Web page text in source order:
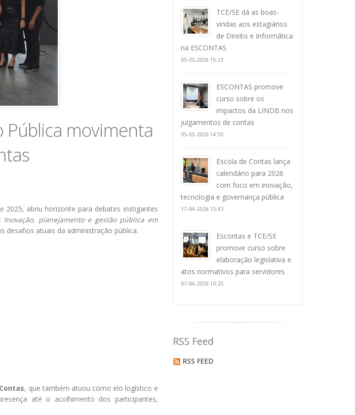
Pública movimenta
2025, abriu horizonte para debates instigantes
Inovação, planejamento e gestão pública em
atuais da administração pública.
, que também atuou como elo logístico e
até o acolhimento dos participantes,
TCE/SE dá as boas-
vindas aos estagiários
de Direito e Informática
na ESCONTAS
05-05-2026 15:23
ESCONTAS promove
curso sobre os
impactos da LINDB nos
julgamentos de contas
05-05-2026 14:50
Escola de Contas lança
calendário para 2026
com foco em inovação,
tecnologia e governança pública
17-04-2026 15:43
Escontas e TCE/SE
promove curso sobre
elaboração legislativa e
atos normativos para servidores
07-04-2026 10:25
RSS Feed
RSS FEED